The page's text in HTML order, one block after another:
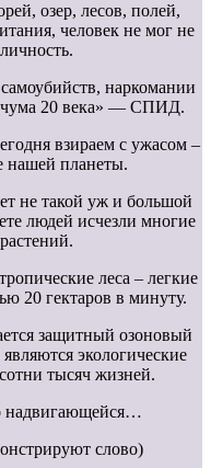
озер, лесов, полей,
человек не мог не
наркомании
«чума 20 века» — СПИД.
взираем с ужасом –
нашей планеты.
не такой уж и большой
людей исчезли многие
леса – легкие
20 гектаров в минуту.
защитный озоновый
экологические
тысяч жизней.
надвигающейся…
слово)